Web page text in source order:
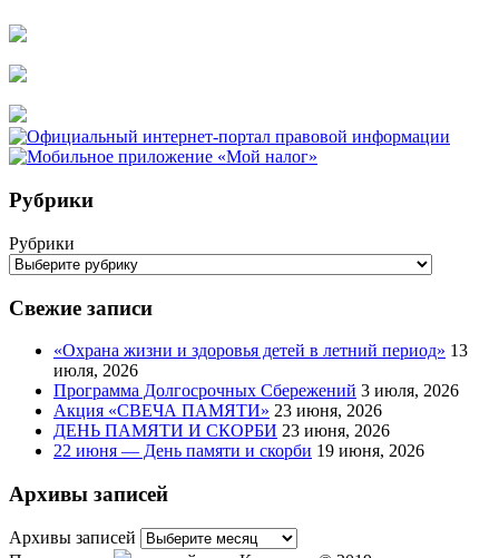
Рубрики
Рубрики
Свежие записи
«Охрана жизни и здоровья детей в летний период» 13
июля, 2026
Программа Долгосрочных Сбережений 3 июля, 2026
Акция «СВЕЧА ПАМЯТИ» 23 июня, 2026
ДЕНЬ ПАМЯТИ И СКОРБИ 23 июня, 2026
22 июня — День памяти и скорби 19 июня, 2026
Архивы записей
Архивы записей